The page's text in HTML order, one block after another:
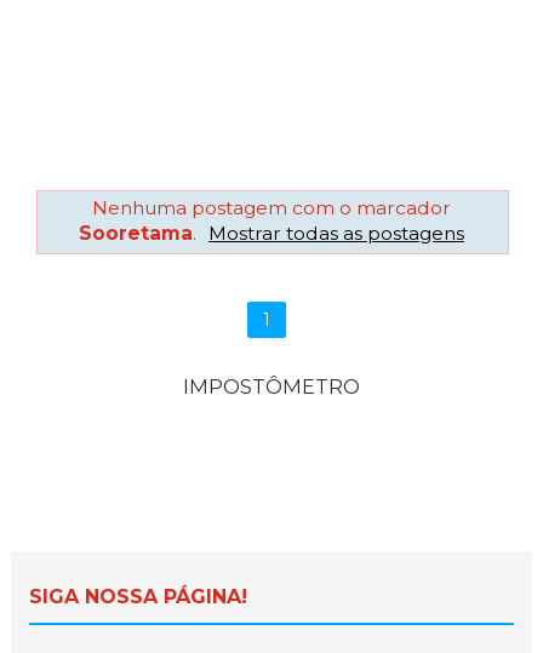
Nenhuma postagem com o marcador
Sooretama. Mostrar todas as postagens
1
IMPOSTÔMETRO
SIGA NOSSA PÁGINA!